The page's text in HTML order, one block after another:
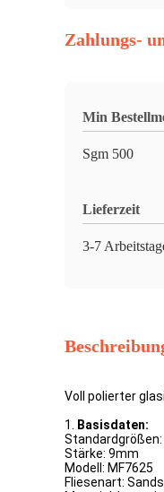
Zahlungs-
Min
Sgm 500
Lieferzeit
3-7
Voll polierter
1.
Basisdaten:
Stärke: 9mm
Modell: MF7625
Fliesenart: